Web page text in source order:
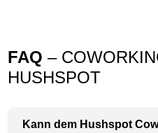
FAQ –
HUSHSPOT
Kann dem Hushspot